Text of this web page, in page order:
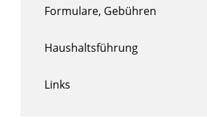
Formulare, Gebühren
Haushaltsführung
Links